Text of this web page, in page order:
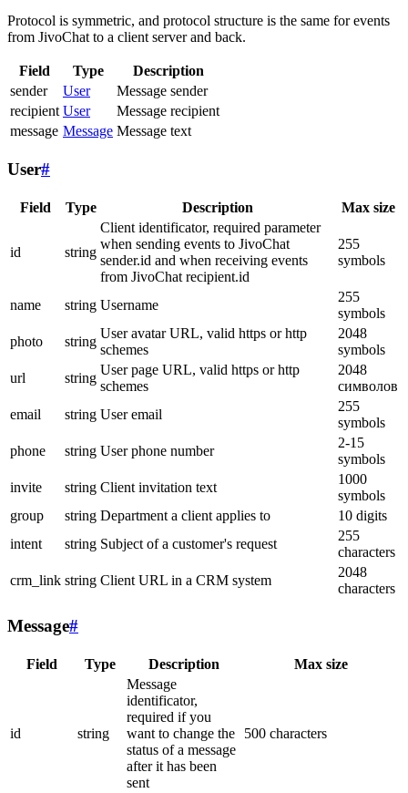
Protocol is symmetric, and protocol structure is the same for events
from JivoChat to a client server and back.
Field Type
Description
sender
User
Message sender
recipient User
Message recipient
message Message Message text
User#
Field Type Description Max size
id string
Client identificator, required parameter
when sending events to JivoChat
sender.id and when receiving events
from JivoChat recipient.id
255
symbols
name string Username
255
symbols
photo
string
User avatar URL, valid https or http
schemes
2048
symbols
url
string
User page URL, valid https or http
schemes
2048
символов
email
string User email
255
symbols
phone
string User phone number
2-15
symbols
invite
string Client invitation text
1000
symbols
group
string Department a client applies to
10 digits
intent
string Subject of a customer's request
255
characters
crm_link string Client URL in a CRM system
2048
characters
Message#
Field Type Description Max size
id string
Message
identificator,
required if you
want to change the
status of a message
after it has been
sent
500 characters